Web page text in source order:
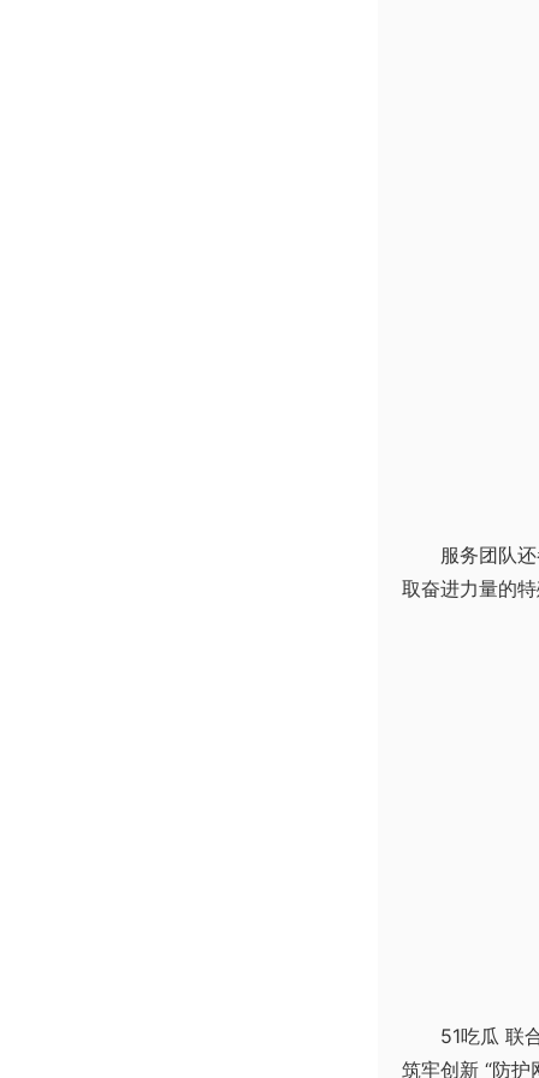
服务团队
取奋进力量的
51吃瓜 联
筑牢创新 “防护